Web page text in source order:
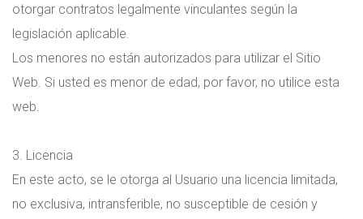
otorgar contratos legalmente vinculantes según la
legislación aplicable.
Los menores no están autorizados para utilizar el Sitio
Web. Si usted es menor de edad, por favor, no utilice esta
web.
3. Licencia
En este acto, se le otorga al Usuario una licencia limitada,
no exclusiva, intransferible, no susceptible de cesión y